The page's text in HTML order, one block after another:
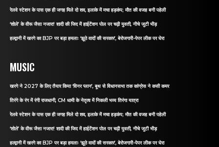
रेलवे स्टेशन के पास एक ही जगह मिले दो शव, इलाके में मचा हड़कंप; मौत की वजह बनी पहेली
‘शोले’ के वीरू जैसा नजारा! शादी की जिद में हाईटेंशन पोल पर चढ़ी युवती, नीचे जुटी भीड़
हल्द्वानी में खरगे का BJP पर बड़ा हमलाः ‘झूठे वादों की सरकार’, बेरोजगारी-पेपर लीक पर घेरा
MUSIC
खरगे ने 2027 के लिए तैयार किया ‘विनर प्लान’, बूथ से विधानसभा तक कांग्रेस ने कसी कमर
तिरंगे के रंग में रंगी राजधानी, CM धामी के नेतृत्व में निकली भव्य तिरंगा यात्रा
रेलवे स्टेशन के पास एक ही जगह मिले दो शव, इलाके में मचा हड़कंप; मौत की वजह बनी पहेली
‘शोले’ के वीरू जैसा नजारा! शादी की जिद में हाईटेंशन पोल पर चढ़ी युवती, नीचे जुटी भीड़
हल्द्वानी में खरगे का BJP पर बड़ा हमलाः ‘झूठे वादों की सरकार’, बेरोजगारी-पेपर लीक पर घेरा